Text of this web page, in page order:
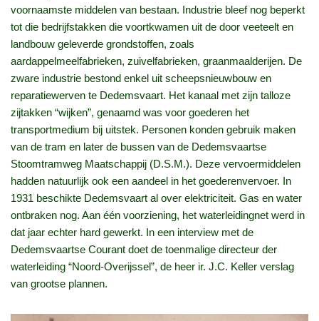
voornaamste middelen van bestaan. Industrie bleef nog beperkt
tot die bedrijfstakken die voortkwamen uit de door veeteelt en
landbouw geleverde grondstoffen, zoals
aardappelmeelfabrieken, zuivelfabrieken, graanmaalderijen. De
zware industrie bestond enkel uit scheepsnieuwbouw en
reparatiewerven te Dedemsvaart. Het kanaal met zijn talloze
zijtakken “wijken”, genaamd was voor goederen het
transportmedium bij uitstek. Personen konden gebruik maken
van de tram en later de bussen van de Dedemsvaartse
Stoomtramweg Maatschappij (D.S.M.). Deze vervoermiddelen
hadden natuurlijk ook een aandeel in het goederenvervoer. In
1931 beschikte Dedemsvaart al over elektriciteit. Gas en water
ontbraken nog. Aan één voorziening, het waterleidingnet werd in
dat jaar echter hard gewerkt. In een interview met de
Dedemsvaartse Courant doet de toenmalige directeur der
waterleiding “Noord-Overijssel”, de heer ir. J.C. Keller verslag
van grootse plannen.